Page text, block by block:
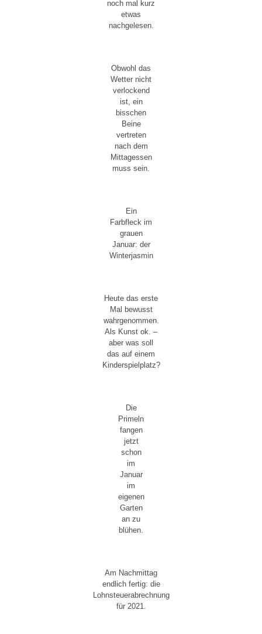
noch mal kurz
etwas
nachgelesen.
Obwohl das
Wetter nicht
verlockend
ist, ein
bisschen
Beine
vertreten
nach dem
Mittagessen
muss sein.
Ein
Farbfleck im
grauen
Januar: der
Winterjasmin
Heute das erste
Mal bewusst
wahrgenommen.
Als Kunst ok. –
aber was soll
das auf einem
Kinderspielplatz?
Die
Primeln
fangen
jetzt
schon
im
Januar
im
eigenen
Garten
an zu
blühen.
Am Nachmittag
endlich fertig: die
Lohnsteuerabrechnung
für 2021.